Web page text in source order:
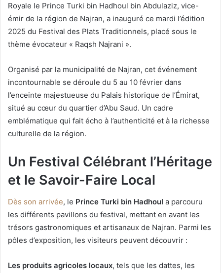
Royale le Prince Turki bin Hadhoul bin Abdulaziz, vice-
émir de la région de Najran, a inauguré ce mardi l’édition
2025 du Festival des Plats Traditionnels, placé sous le
thème évocateur « Raqsh Najrani ».
Organisé par la municipalité de Najran, cet événement
incontournable se déroule du 5 au 10 février dans
l’enceinte majestueuse du Palais historique de l’Émirat,
situé au cœur du quartier d’Abu Saud. Un cadre
emblématique qui fait écho à l’authenticité et à la richesse
culturelle de la région.
Un Festival Célébrant l’Héritage
et le Savoir-Faire Local
Dès son arrivée, le Prince Turki bin Hadhoul a parcouru
les différents pavillons du festival, mettant en avant les
trésors gastronomiques et artisanaux de Najran. Parmi les
pôles d’exposition, les visiteurs peuvent découvrir :
Les produits agricoles locaux, tels que les dattes, les